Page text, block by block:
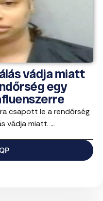
vádja miatt
egy
csapott le a rendőrség
vádja miatt. ...